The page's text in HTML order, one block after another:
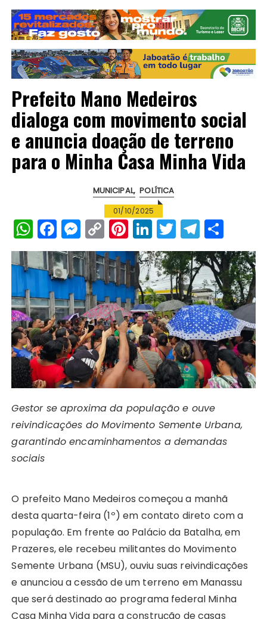
Prefeito Mano Medeiros
dialoga com movimento social
e anuncia doação de terreno
para o Minha Casa Minha Vida
MUNICIPAL POLÍTICA
01/10/2025
W
h
a
ts
A
p
p
F
a
c
e
b
o
o
k
M
e
s
s
e
n
g
er
C
o
p
y
Li
n
k
Pi
n
te
re
st
Li
n
k
e
dI
n
T
w
it
te
r
T
el
e
g
r
a
m
h
a
re
Gestor se aproxima da população e ouve
reivindicações do Movimento Semente Urbana,
garantindo encaminhamentos a demandas
sociais
O prefeito Mano Medeiros começou a manhã
desta quarta-feira (1º) em contato direto com a
população. Em frente ao Palácio da Batalha, em
Prazeres, ele recebeu militantes do Movimento
Semente Urbana (MSU), ouviu suas reivindicações
e anunciou a cessão de um terreno em Manassu
que será destinado ao programa federal Minha
Casa Minha Vida para a construção de casas